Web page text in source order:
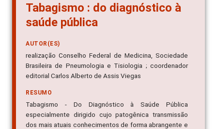
Tabagismo : do diagnóstico à
saúde pública
AUTOR(ES)
realização Conselho Federal de Medicina, Sociedade
Brasileira de Pneumologia e Tisiologia ; coordenador
editorial Carlos Alberto de Assis Viegas
RESUMO
Tabagismo - Do Diagnóstico à Saúde Pública
especialmente dirigido cujo patogênica transmissão
dos mais atuais conhecimentos de forma abrangente e